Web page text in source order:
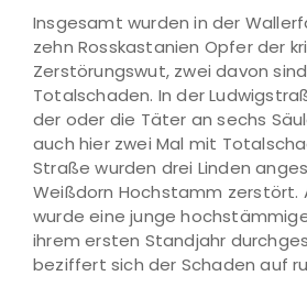
Insgesamt wurden in der
zehn Rosskastanien Opfer der
Zerstörungswut, zwei davon
Totalschaden. In der
der oder die Täter an sechs
auch hier zwei Mal mit
Straße wurden drei Linden
Weißdorn Hochstamm zerstört.
wurde eine junge
ihrem ersten Standjahr
beziffert sich der Schaden auf